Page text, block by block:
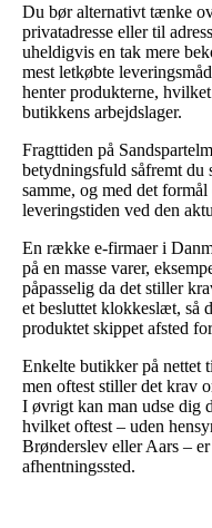
Du bør alternativt tænke
privatadresse eller til
uheldigvis en tak mere
mest letkøbte
henter produkterne,
butikkens arbejdslager.
Fragttiden på
betydningsfuld såfremt du
samme, og med det
leveringstiden ved den
En række e-firmaer i
på en masse varer,
påpasselig da det stiller
et besluttet klokkeslæt, så
produktet skippet afsted
Enkelte butikker på nettet
men oftest stiller det krav
I øvrigt kan man udse dig
hvilket oftest – uden
Brønderslev eller Aars –
afhentningssted.